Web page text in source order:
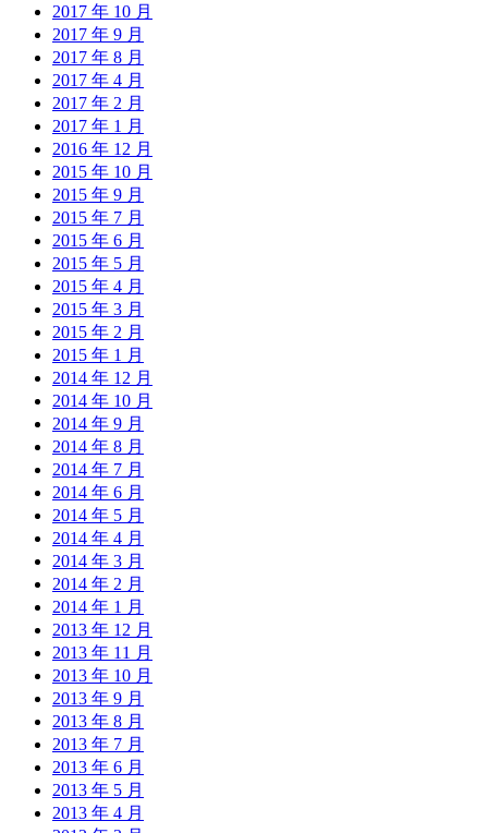
2017 年 10 月
2017 年 9 月
2017 年 8 月
2017 年 4 月
2017 年 2 月
2017 年 1 月
2016 年 12 月
2015 年 10 月
2015 年 9 月
2015 年 7 月
2015 年 6 月
2015 年 5 月
2015 年 4 月
2015 年 3 月
2015 年 2 月
2015 年 1 月
2014 年 12 月
2014 年 10 月
2014 年 9 月
2014 年 8 月
2014 年 7 月
2014 年 6 月
2014 年 5 月
2014 年 4 月
2014 年 3 月
2014 年 2 月
2014 年 1 月
2013 年 12 月
2013 年 11 月
2013 年 10 月
2013 年 9 月
2013 年 8 月
2013 年 7 月
2013 年 6 月
2013 年 5 月
2013 年 4 月